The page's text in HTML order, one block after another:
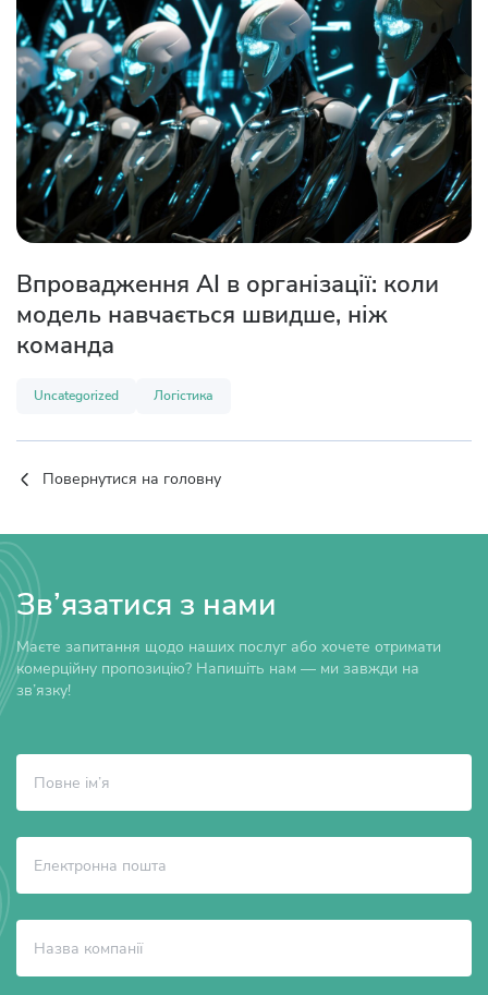
Впровадження AI в організації: коли
модель навчається швидше, ніж
команда
Uncategorized Логістика
Повернутися на головну
Зв’язатися з нами
Маєте запитання щодо наших послуг або хочете отримати
комерційну пропозицію? Напишіть нам — ми завжди на
зв’язку!